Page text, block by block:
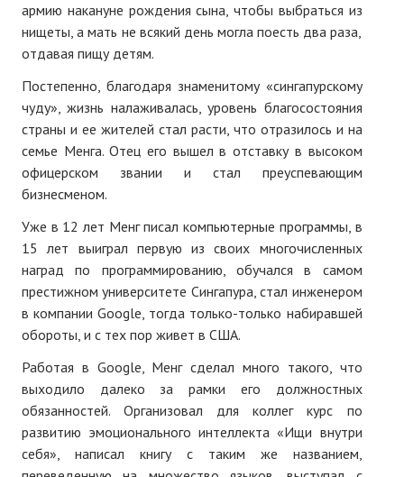
армию накануне рождения сына, чтобы выбраться из
нищеты, а мать не всякий день могла поесть два раза,
отдавая пищу детям.
Постепенно, благодаря знаменитому «сингапурскому
чуду», жизнь налаживалась, уровень благосостояния
страны и ее жителей стал расти, что отразилось и на
семье Менга. Отец его вышел в отставку в высоком
офицерском звании и стал преуспевающим
бизнесменом.
Уже в 12 лет Менг писал компьютерные программы, в
15 лет выиграл первую из своих многочисленных
наград по программированию, обучался в самом
престижном университете Сингапура, стал инженером
в компании Google, тогда только-только набиравшей
обороты, и с тех пор живет в США.
Работая в Google, Менг сделал много такого, что
выходило далеко за рамки его должностных
обязанностей. Организовал для коллег курс по
развитию эмоционального интеллекта «Ищи внутри
себя», написал книгу с таким же названием,